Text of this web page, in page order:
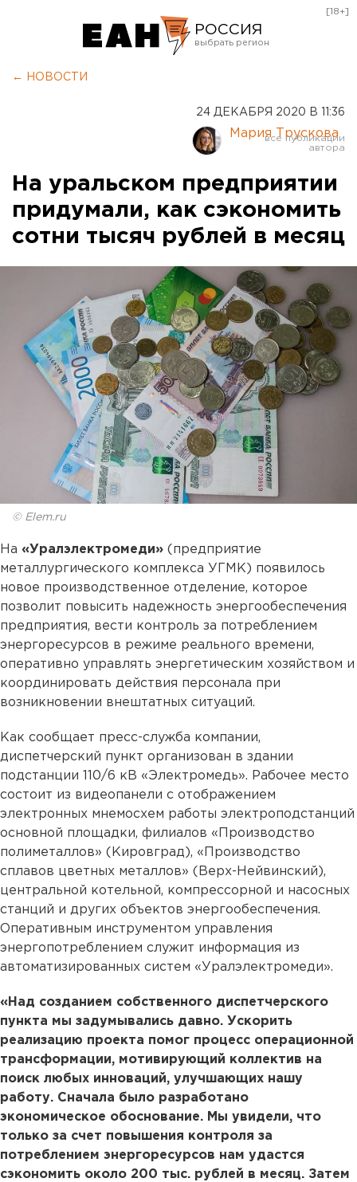
РОССИЯ
Курган
Оренбург
[18+]
← НОВОСТИ
24 ДЕКАБРЯ 2020 В 11:36
Мария Трускова
На уральском предприятии
придумали, как сэкономить
сотни тысяч рублей в месяц
© Elem.ru
На «Уралэлектромеди» (предприятие
металлургического комплекса УГМК) появилось
новое производственное отделение, которое
позволит повысить надежность энергообеспечения
предприятия, вести контроль за потреблением
энергоресурсов в режиме реального времени,
оперативно управлять энергетическим хозяйством и
координировать действия персонала при
возникновении внештатных ситуаций.
Как сообщает пресс-служба компании,
диспетчерский пункт организован в здании
подстанции 110/6 кВ «Электромедь». Рабочее место
состоит из видеопанели с отображением
электронных мнемосхем работы электроподстанций
основной площадки, филиалов «Производство
полиметаллов» (Кировград), «Производство
сплавов цветных металлов» (Верх-Нейвинский),
центральной котельной, компрессорной и насосных
станций и других объектов энергообеспечения.
Оперативным инструментом управления
энергопотреблением служит информация из
автоматизированных систем «Уралэлектромеди».
«Над созданием собственного диспетчерского
пункта мы задумывались давно. Ускорить
реализацию проекта помог процесс операционной
трансформации, мотивирующий коллектив на
поиск любых инноваций, улучшающих нашу
работу. Сначала было разработано
экономическое обоснование. Мы увидели, что
только за счет повышения контроля за
потреблением энергоресурсов нам удастся
сэкономить около 200 тыс. рублей в месяц. Затем